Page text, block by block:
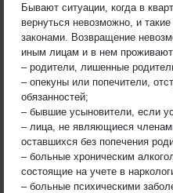
Бывают ситуации, когда в
вернуться невозможно, и
законами. Возвращение
иным лицам и в нем
– родители, лишенные
– опекуны или попечители,
обязанностей;
– бывшие усыновители, если
– лица, не являющиеся
оставшихся без попечения
– больные хроническим
состоящие на учете в
– больные психическими